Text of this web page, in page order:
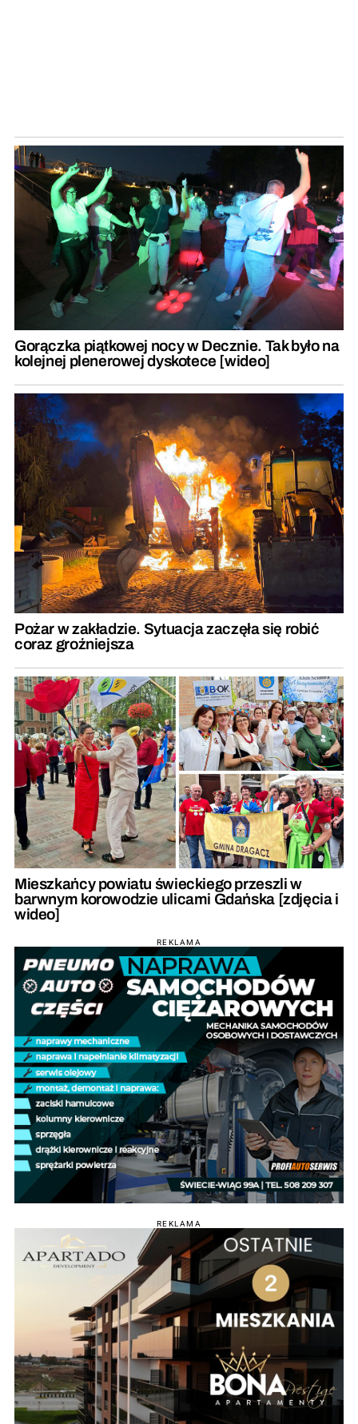
Gorączka piątkowej nocy w Decznie. Tak było na
kolejnej plenerowej dyskotece [wideo]
Pożar w zakładzie. Sytuacja zaczęła się robić
coraz groźniejsza
Mieszkańcy powiatu świeckiego przeszli w
barwnym korowodzie ulicami Gdańska [zdjęcia i
wideo]
REKLAMA
REKLAMA